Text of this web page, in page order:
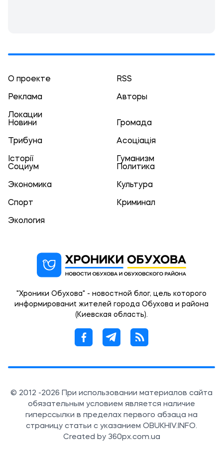
О проекте RSS
Реклама Авторы
Локации
Новини
Громада
Трибуна Асоціація
Історії
Гуманизм
Социум
Политика
Экономика Культура
Спорт Криминал
Экология
"Хроники Обухова" - новостной блог, цель которого
информированиt жителей города Обухова и района
(Киевская область).
© 2012 -2026 При использовании материалов сайта
обязательным условием является наличие
гиперссылки в пределах первого абзаца на
страницу статьи с указанием OBUKHIV.INFO.
Created by 360px.com.ua